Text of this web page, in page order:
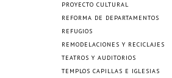
PROYECTO CULTURAL
REFORMA DE DEPARTAMENTOS
REFUGIOS
REMODELACIONES Y RECICLAJES
TEATROS Y AUDITORIOS
TEMPLOS CAPILLAS E IGLESIAS